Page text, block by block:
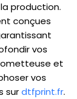
production.
conçues
vos
et
vos
surdtfprint.fr.